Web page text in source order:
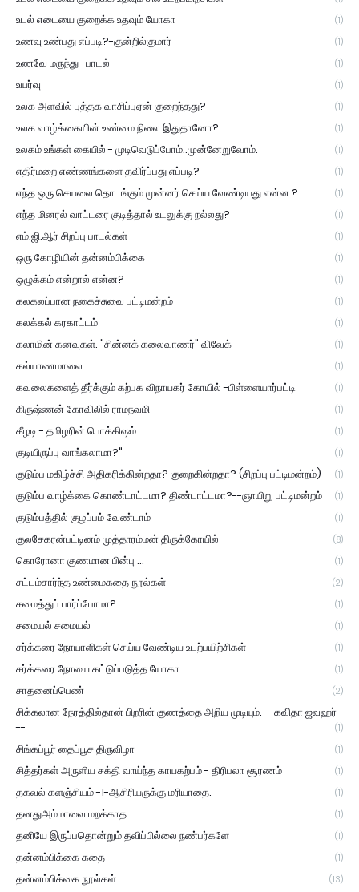
உடல் எடையை குறைக்க உதவும் யோகா (1)
உணவு உண்பது எப்படி?-குன்றில்குமார் (1)
உணவே மருந்து- பாடல் (1)
உயர்வு (1)
உலக அளவில் புத்தக வாசிப்புஏன் குறைந்தது? (1)
உலக வாழ்க்கையின் உண்மை நிலை இதுதானோ? (1)
உலகம் உங்கள் கையில் - முடிவெடுப்போம்..முன்னேறுவோம். (1)
எதிர்மறை எண்ணங்களை தவிர்ப்பது எப்படி? (1)
எந்த ஒரு செயலை தொடங்கும் முன்னர் செய்ய வேண்டியது என்ன ? (1)
எந்த மினரல் வாட்டரை குடித்தால் உடலுக்கு நல்லது? (1)
எம்.ஜி.ஆர் சிறப்பு பாடல்கள் (1)
ஒரு கோழியின் தன்னம்பிக்கை (1)
ஒழுக்கம் என்றால் என்ன? (1)
கலகலப்பான நகைச்சுவை பட்டிமன்றம் (1)
கலக்கல் கரகாட்டம் (1)
கலாமின் கனவுகள். "சின்னக் கலைவாணர்" விவேக் (1)
கல்யாணமாலை (1)
கவலைகளைத் தீர்க்கும் கற்பக விநாயகர் கோயில் -பிள்ளையார்பட்டி (1)
கிருஷ்ணன் கோவிலில் ராமநவமி (1)
கீழடி - தமிழரின் பொக்கிஷம் (1)
குடியிருப்பு வாங்கலாமா?" (1)
குடும்ப மகிழ்ச்சி அதிகரிக்கின்றதா? குறைகின்றதா? (சிறப்பு பட்டிமன்றம்) (1)
குடும்ப வாழ்க்கை கொண்டாட்டமா? திண்டாட்டமா?--ஞாயிறு பட்டிமன்றம் (1)
குடும்பத்தில் குழப்பம் வேண்டாம் (1)
குலசேகரன்பட்டினம் முத்தாரம்மன் திருக்கோயில் (8)
கொரோனா குணமான பின்பு ... (1)
சட்டம்சார்ந்த உண்மைகதை நூல்கள் (2)
சமைத்துப் பார்ப்போமா? (1)
சமையல் சமையல் (1)
சர்க்கரை நோயாளிகள் செய்ய வேண்டிய உடற்பயிற்சிகள் (1)
சர்க்கரை நோயை கட்டுப்படுத்த யோகா. (1)
சாதனைப்பெண் (2)
சிக்கலான நேரத்தில்தான் பிறரின் குணத்தை அறிய முடியும். --கவிதா ஜவஹர்
--
(1)
சிங்கப்பூர் தைப்பூச திருவிழா (1)
சித்தர்கள் அருளிய சக்தி வாய்ந்த காயகற்பம் - திரிபலா சூரணம் (1)
தகவல் களஞ்சியம் -1-ஆசிரியருக்கு மரியாதை. (1)
தனதுஅம்மாவை மறக்காத..... (1)
தனியே இருப்பதொன்றும் தவிப்பில்லை நண்பர்களே (1)
தன்னம்பிக்கை கதை (1)
தன்னம்பிக்கை நூல்கள் (13)